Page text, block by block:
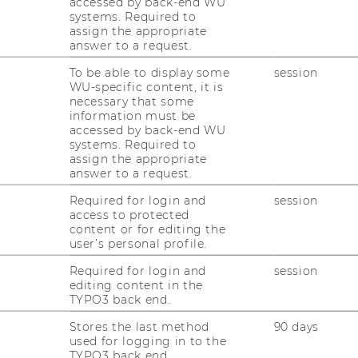
currently available in German only.
an der
WU Wien
der Wirt­schafts­uni­ver­si­tät
nach raub­gut­ver­däch­ti­gen Bü­chern
(jetzt Bi­blio­theks­zen­trum).
nach Raub­gut­be­stän­den bil­de­te die
ein­schlä­gi­gem Ak­ten­ma­te­ri­al – bei­
Rech­nun­gen – im Bi­blio­theks­ar­chiv.
konn­te letzt­lich nur ein Schrift­stück
auf un­recht­mä­ßig er­wor­be­nes Bi­
lie­fert. Das Auf­fin­den
des Ver­rech­nungs­buchs im Herbst 2013
vom 9. in den 2. Be­zirk war daher ein
systems. Required to
assign the appropriate
answer to a request.
To be able to display some
WU-specific content, it is
necessary that some
information must be
accessed by back-end WU
systems. Required to
assign the appropriate
answer to a request.
session
Required for login and
access to protected
content or for editing the
user’s personal profile.
session
Required for login and
editing content in the
TYPO3 back end.
session
Stores the last method
used for logging in to the
90 days